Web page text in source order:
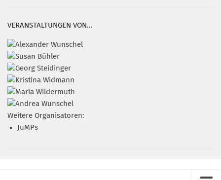
VERANSTALTUNGEN VON…
Weitere Organisatoren:
JuMPs